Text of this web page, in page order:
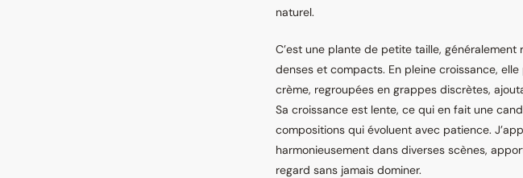
naturel.
C’est une plante de petite taille,
denses et compacts. En pleine croissance,
crème, regroupées en grappes discrètes,
Sa croissance est lente, ce qui en fait une
compositions qui évoluent avec patience.
harmonieusement dans diverses scènes,
regard sans jamais dominer.